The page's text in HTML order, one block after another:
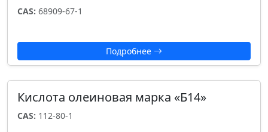
CAS: 68909-67-1
Подробнее
Кислота олеиновая марка «Б14»
CAS: 112-80-1